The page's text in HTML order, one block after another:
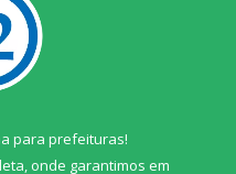
para prefeituras!
onde garantimos em